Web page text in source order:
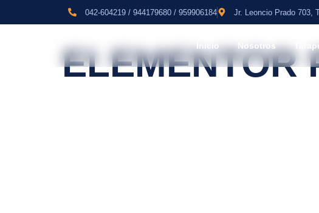
042-604219 / 944179680 / 959906184 Jr. Leoncio Prado 703,
Inicio Nosotros
ELEMENTOR